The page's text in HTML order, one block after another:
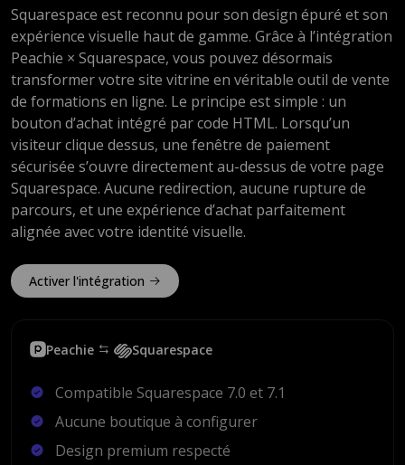
Squarespace est reconnu pour son design épuré et son
expérience visuelle haut de gamme. Grâce à l’intégration
Peachie × Squarespace, vous pouvez désormais
transformer votre site vitrine en véritable outil de vente
de formations en ligne. Le principe est simple : un
bouton d’achat intégré par code HTML. Lorsqu’un
visiteur clique dessus, une fenêtre de paiement
sécurisée s’ouvre directement au-dessus de votre page
Squarespace. Aucune redirection, aucune rupture de
parcours, et une expérience d’achat parfaitement
alignée avec votre identité visuelle.
Activer l'intégration
Peachie Squarespace
Compatible Squarespace 7.0 et 7.1
Aucune boutique à configurer
Design premium respecté